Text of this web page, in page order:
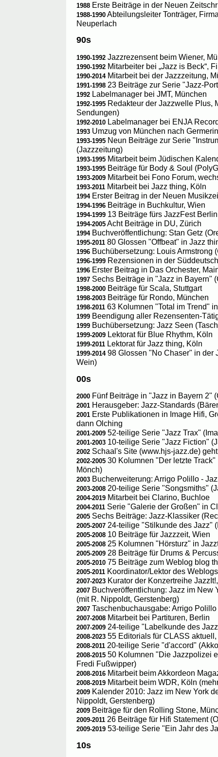
1988 Erste Beiträge in der Neuen
1988-1990 Abteilungsleiter Tonträger,
Neuperlach
90s
1990-1992 Jazzrezensent beim Wiener,
1990-1992 Mitarbeiter bei „Jazz is Beck“,
1990-2014Mitarbeit bei der Jazzzeitung,
1991-1998 23 Beiträge zur Serie "Jazz-
1992 Labelmanager bei JMT, München
1992-1995 Redakteur der Jazzwelle Plus,
Sendungen)
1992-2010 Labelmanager bei ENJA
1993 Umzug von München nach
1993-1995 Neun Beiträge zur Serie
(Jazzzeitung)
1993-1995 Mitarbeit beim Jüdischen
1993-1995 Beiträge für Body & Soul
1993-2009 Mitarbeit bei Fono Forum,
1993-2011 Mitarbeit bei Jazz thing, Köln
1994Erster Beitrag in der Neuen
1994-1996 Beiträge in Buchkultur, Wien
1994-1999 13 Beiträge fürs JazzFest
1994-2005 Acht Beiträge in DU, Zürich
1994Buchveröffentlichung: Stan Getz
1995-2011 80 Glossen "Offbeat" in Jazz
1996 Buchübersetzung: Louis Armstrong
1996-1999 Rezensionen in der
1996 Erster Beitrag in Das Orchester,
1997 Sechs Beiträge in "Jazz in Bayern"
1998-2000 Beiträge für Scala, Stuttgart
1998-2003 Beiträge für Rondo, München
1998-2011 63 Kolumnen "Total im Trend"
1999 Beendigung aller Rezensenten-
1999 Buchübersetzung: Jazz Seen
1999-2009 Lektorat für Blue Rhythm, Köln
1999-2011 Lektorat für Jazz thing, Köln
1999-201498 Glossen "No Chaser" in der
Wein)
00s
2000 Fünf Beiträge in "Jazz in Bayern 2"
2001 Herausgeber: Jazz-Standards
2001 Erste Publikationen in Image Hifi,
dann Olching
2001-2009 52-teilige Serie "Jazz Trax"
2001-2003 10-teilige Serie "Jazz Fiction"
2002 Schaal's Site (www.hjs-jazz.de)
2002-2005 30 Kolumnen "Der letzte
Mönch)
2003 Bucherweiterung: Arrigo Polillo -
2003-2008 20-teilige Serie "Songsmiths"
2004-2019 Mitarbeit bei Clarino, Buchloe
2004-2011 Serie "Galerie der Großen" in
2005 Sechs Beiträge: Jazz-Klassiker
2005-2007 24-teilige "Stilkunde des Jazz"
2005-2008 10 Beiträge für Jazzzeit, Wien
2005-2008 25 Kolumnen "Hörsturz" in
2005-2009 28 Beiträge für Drums &
2005-2010 75 Beiträge zum Weblog blog
2005-2011 Koordinator/Lektor des
2007-2023 Kurator der Konzertreihe
2007 Buchveröffentlichung: Jazz im New
(mit R. Nippoldt, Gerstenberg)
2007 Taschenbuchausgabe: Arrigo
2007-2008 Mitarbeit bei Partituren, Berlin
2007-2009 24-teilige "Labelkunde des
2008-2023 55 Editorials für CLASS
2008-2011 20-teilige Serie "d'accord"
2008-2015 50 Kolumnen "Die Jazzpolizei
Fredi Fußwipper)
2008-2016 Mitarbeit beim Akkordeon
2008-2019 Mitarbeit beim WDR, Köln
2009 Kalender 2010: Jazz im New York
Nippoldt, Gerstenberg)
2009 Beiträge für den Rolling Stone,
2009-2011 26 Beiträge für Hifi Statement
2009-2019 53-teilige Serie "Ein Jahr des
10s